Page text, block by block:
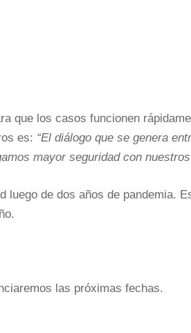
que los casos funcionen
es: “El diálogo que se genera
mayor seguridad con nuestros
de dos años de pandemia.
las próximas fechas.